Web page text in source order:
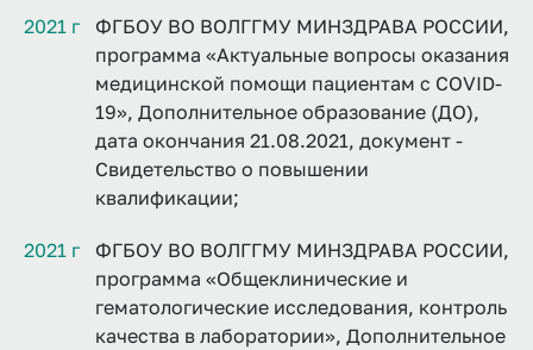
2021 г
ФГБОУ ВО ВОЛГГМУ МИНЗДРАВА РОССИИ,
программа «Актуальные вопросы оказания
медицинской помощи пациентам с COVID-
19», Дополнительное образование (ДО),
дата окончания 21.08.2021, документ -
Свидетельство о повышении
квалификации;
2021 г
ФГБОУ ВО ВОЛГГМУ МИНЗДРАВА РОССИИ,
программа «Общеклинические и
гематологические исследования, контроль
качества в лаборатории», Дополнительное